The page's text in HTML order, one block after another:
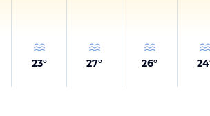
23° 27° 26° 24